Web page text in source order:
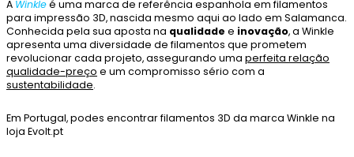
A Winkleé uma marca de referência espanhola em filamentos
para impressão 3D, nascida mesmo aqui ao lado em Salamanca.
Conhecida pela sua aposta na qualidade e inovação, a Winkle
apresenta uma diversidade de filamentos que prometem
revolucionar cada projeto, assegurando uma perfeita relação
qualidade-preço e um compromisso sério com a
sustentabilidade.
Em Portugal, podes encontrar filamentos 3D da marca Winkle na
loja Evolt.pt